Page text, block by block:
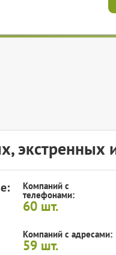
Компаний с
телефонами:
60 шт.
Компаний с адресами:
59 шт.